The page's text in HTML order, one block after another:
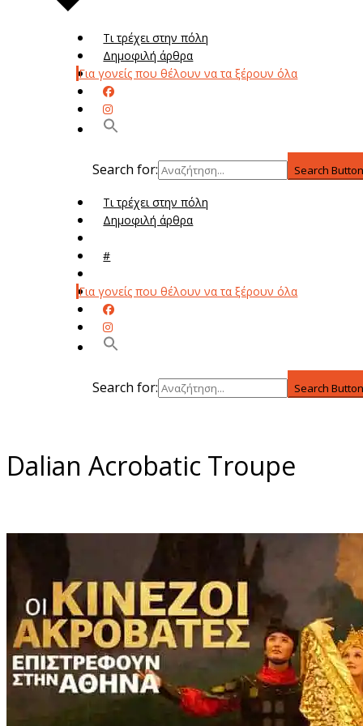
Τι τρέχει στην πόλη
Δημοφιλή άρθρα
Για γονείς που θέλουν να τα ξέρουν όλα
Search for: Search
Τι τρέχει στην πόλη
Δημοφιλή άρθρα
#
Για γονείς που θέλουν να τα ξέρουν όλα
Search for: Search
Dalian Αcrobatic Τroupe